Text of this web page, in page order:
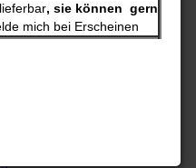
, sie können gern
mich bei Erscheinen
Architekturkarton.
Ihr Maß/Modell nicht